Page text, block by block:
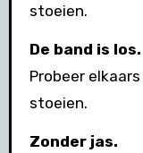
stoeien.
De band is los.
Probeer
stoeien.
Zonder jas.